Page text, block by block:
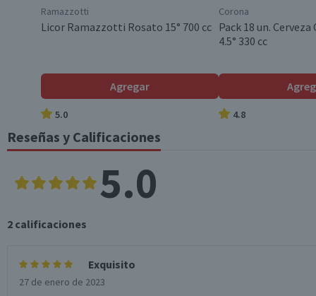
Ramazzotti
Licor Ramazzotti Rosato 15° 700 cc
Agregar
5.0
Corona
Pack 18 un.
4.5° 330 cc
4.8
Reseñas y Calificaciones
5.0
2 calificaciones
Exquisito
27 de enero de 2023